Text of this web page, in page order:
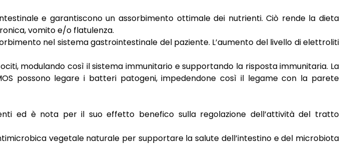
e garantiscono un assorbimento ottimale dei nutrienti. Ciò rende la dieta
vomito e/o flatulenza.
nel sistema gastrointestinale del paziente. L’aumento del livello di elettroliti
modulando così il sistema immunitario e supportando la risposta immunitaria. La
possono legare i batteri patogeni, impedendone così il legame con la parete
ed è nota per il suo effetto benefico sulla regolazione dell’attività del tratto
vegetale naturale per supportare la salute dell’intestino e del microbiota